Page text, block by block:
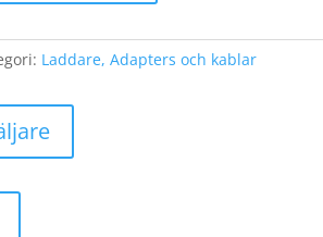
Laddare, Adapters och kablar